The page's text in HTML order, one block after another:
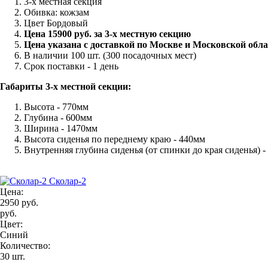
Обивка: кожзам
Цвет Бордовый
Цена 15900 руб. за 3-х местную секцию
Цена указана с доставкой по Москве и Московской
В наличии 100 шт. (300 посадочных мест)
Срок поставки - 1 день
Габариты 3-х местной секции:
Высота - 770мм
Глубина - 600мм
Ширина - 1470мм
Высота сиденья по переднему краю - 440мм
Внутренняя глубина сиденья (от спинки до края сиденья)
Сколар-2
Цена:
2950 руб.
руб.
Цвет:
Синий
Количество:
30 шт.